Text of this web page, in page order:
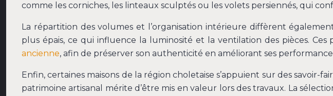
comme les corniches, les linteaux sculptés ou les volets persiennés, qui
La répartition des volumes et l’organisation intérieure diffèrent
plus épais, ce qui influence la luminosité et la ventilation des pièces.
ancienne, afin de préserver son authenticité en améliorant ses
Enfin, certaines maisons de la région choletaise s’appuient sur des savoir-
patrimoine artisanal mérite d’être mis en valeur lors des travaux. La